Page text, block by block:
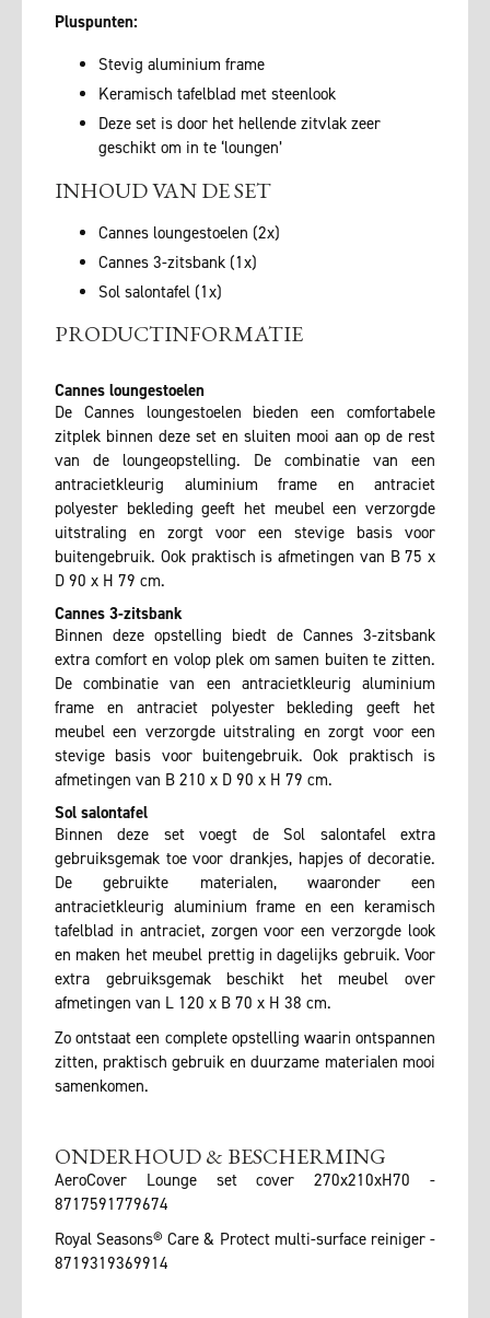
Pluspunten:
Stevig aluminium frame
Keramisch tafelblad met steenlook
Deze set is door het hellende zitvlak zeer
geschikt om in te ‘loungen’
INHOUD VAN DE SET
Cannes loungestoelen (2x)
Cannes 3-zitsbank (1x)
Sol salontafel (1x)
PRODUCTINFORMATIE
Cannes loungestoelen
De Cannes loungestoelen bieden een comfortabele
zitplek binnen deze set en sluiten mooi aan op de rest
van de loungeopstelling. De combinatie van een
antracietkleurig aluminium frame en antraciet
polyester bekleding geeft het meubel een verzorgde
uitstraling en zorgt voor een stevige basis voor
buitengebruik. Ook praktisch is afmetingen van B 75 x
D 90 x H 79 cm.
Cannes 3-zitsbank
Binnen deze opstelling biedt de Cannes 3-zitsbank
extra comfort en volop plek om samen buiten te zitten.
De combinatie van een antracietkleurig aluminium
frame en antraciet polyester bekleding geeft het
meubel een verzorgde uitstraling en zorgt voor een
stevige basis voor buitengebruik. Ook praktisch is
afmetingen van B 210 x D 90 x H 79 cm.
Sol salontafel
Binnen deze set voegt de Sol salontafel extra
gebruiksgemak toe voor drankjes, hapjes of decoratie.
De gebruikte materialen, waaronder een
antracietkleurig aluminium frame en een keramisch
tafelblad in antraciet, zorgen voor een verzorgde look
en maken het meubel prettig in dagelijks gebruik. Voor
extra gebruiksgemak beschikt het meubel over
afmetingen van L 120 x B 70 x H 38 cm.
Zo ontstaat een complete opstelling waarin ontspannen
zitten, praktisch gebruik en duurzame materialen mooi
samenkomen.
ONDERHOUD & BESCHERMING
AeroCover Lounge set cover 270x210xH70 -
8717591779674
Royal Seasons® Care & Protect multi-surface reiniger -
8719319369914